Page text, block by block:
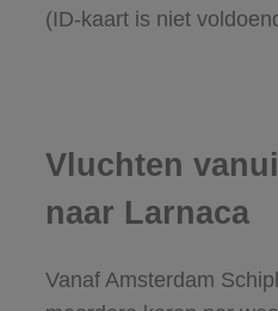
(ID-kaart is niet
Vluchten
naar Larnaca
Vanaf Amsterdam